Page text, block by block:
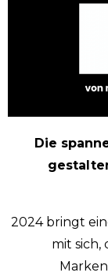
Die
2024 bringt
mit sich,